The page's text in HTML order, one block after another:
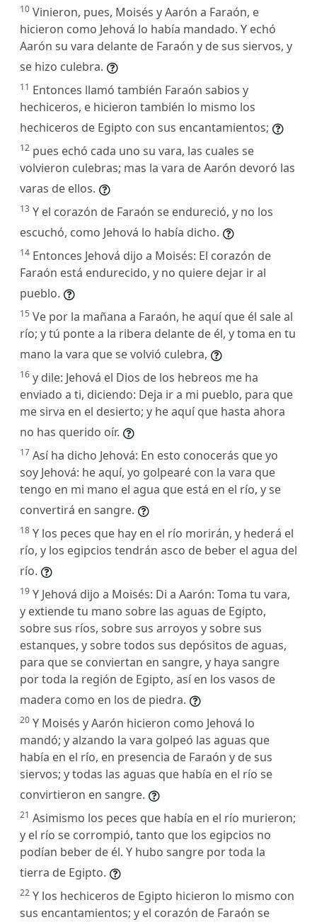
10 Vinieron, pues, Moisés y Aarón a Faraón, e
hicieron como Jehová lo había mandado. Y echó
Aarón su vara delante de Faraón y de sus siervos, y
se hizo culebra.
11 Entonces llamó también Faraón sabios y
hechiceros, e hicieron también lo mismo los
hechiceros de Egipto con sus encantamientos;
12 pues echó cada uno su vara, las cuales se
volvieron culebras; mas la vara de Aarón devoró las
varas de ellos.
13 Y el corazón de Faraón se endureció, y no los
escuchó, como Jehová lo había dicho.
14 Entonces Jehová dijo a Moisés: El corazón de
Faraón está endurecido, y no quiere dejar ir al
pueblo.
15 Ve por la mañana a Faraón, he aquí que él sale al
río; y tú ponte a la ribera delante de él, y toma en tu
mano la vara que se volvió culebra,
16 y dile: Jehová el Dios de los hebreos me ha
enviado a ti, diciendo: Deja ir a mi pueblo, para que
me sirva en el desierto; y he aquí que hasta ahora
no has querido oír.
17 Así ha dicho Jehová: En esto conocerás que yo
soy Jehová: he aquí, yo golpearé con la vara que
tengo en mi mano el agua que está en el río, y se
convertirá en sangre.
18 Y los peces que hay en el río morirán, y hederá el
río, y los egipcios tendrán asco de beber el agua del
río.
19 Y Jehová dijo a Moisés: Di a Aarón: Toma tu vara,
y extiende tu mano sobre las aguas de Egipto,
sobre sus ríos, sobre sus arroyos y sobre sus
estanques, y sobre todos sus depósitos de aguas,
para que se conviertan en sangre, y haya sangre
por toda la región de Egipto, así en los vasos de
madera como en los de piedra.
20 Y Moisés y Aarón hicieron como Jehová lo
mandó; y alzando la vara golpeó las aguas que
había en el río, en presencia de Faraón y de sus
siervos; y todas las aguas que había en el río se
convirtieron en sangre.
21 Asimismo los peces que había en el río murieron;
y el río se corrompió, tanto que los egipcios no
podían beber de él. Y hubo sangre por toda la
tierra de Egipto.
22 Y los hechiceros de Egipto hicieron lo mismo con
sus encantamientos; y el corazón de Faraón se